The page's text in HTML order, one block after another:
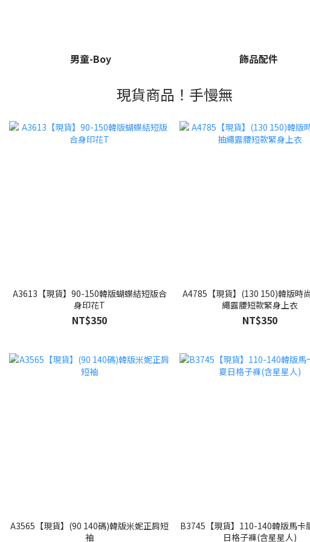
男童-Boy 飾品配件
現貨商品！手慢無
A3613【現貨】90-150韓版蝴蝶結短版合
身印花T
NT$350
A4785【現貨】(130 150)韓版時
繩露腰短款緊身上衣
NT$350
A3565【現貨】(90 140碼)韓版米妮正肩短
袖
B3745【現貨】110-140韓版馬卡
日格子褲(含星星人)